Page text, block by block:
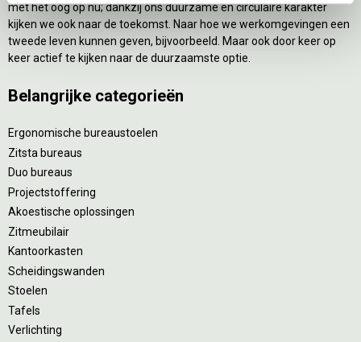
met het oog op nu; dankzij ons duurzame en circulaire karakter
kijken we ook naar de toekomst. Naar hoe we werkomgevingen een
tweede leven kunnen geven, bijvoorbeeld. Maar ook door keer op
keer actief te kijken naar de duurzaamste optie.
Belangrijke categorieën
Ergonomische bureaustoelen
Zitsta bureaus
Duo bureaus
Projectstoffering
Akoestische oplossingen
Zitmeubilair
Kantoorkasten
Scheidingswanden
Stoelen
Tafels
Verlichting